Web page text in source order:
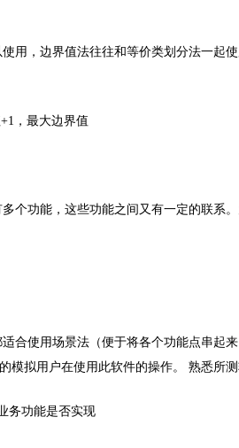
用，边界值法往往和等价类划分法一起
，最大边界值
个功能，这些功能之间又有一定的联系
合使用场景法（便于将各个功能点串起
模拟用户在使用此软件的操作。 熟悉所
务功能是否实现